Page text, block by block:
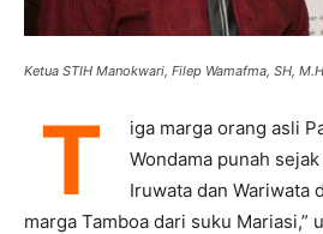
Ketua STIH Manokwari, Filep Wamafma, SH,
T
iga marga orang asli
Wondama punah
Iruwata dan Wariwata
marga Tamboa dari suku Mariasi,”